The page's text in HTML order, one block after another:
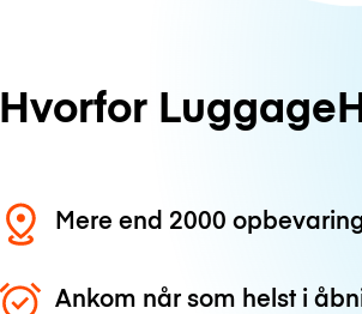
Hvorfor
Mere end 2000
Ankom når som helst i